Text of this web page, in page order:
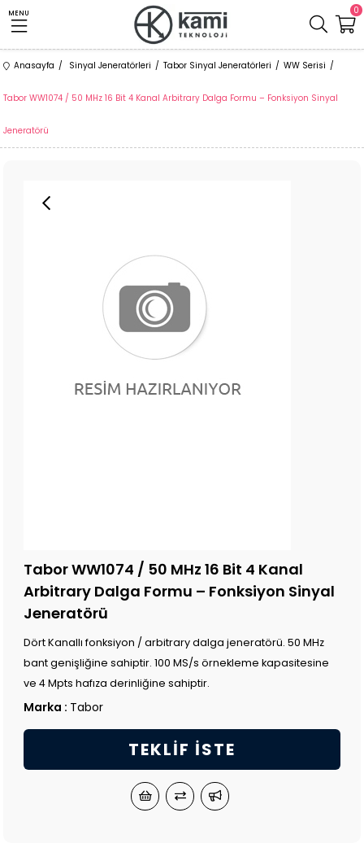
MENU 0
Anasayfa Sinyal Jeneratörleri Tabor Sinyal Jeneratörleri WW Serisi
Tabor WW1074 / 50 MHz 16 Bit 4 Kanal Arbitrary Dalga Formu – Fonksiyon Sinyal
Jeneratörü
Tabor WW1074 / 50 MHz 16 Bit 4 Kanal
Arbitrary Dalga Formu – Fonksiyon Sinyal
Jeneratörü
Dört Kanallı fonksiyon / arbitrary dalga jeneratörü. 50 MHz
bant genişliğine sahiptir. 100 MS/s örnekleme kapasitesine
ve 4 Mpts hafıza derinliğine sahiptir.
Marka : Tabor
TEKLIF İSTE